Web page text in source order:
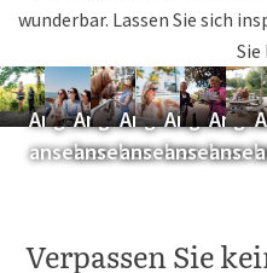
wunderbar. Lassen Sie sich
Sie
Mai
Angebot
ansehen
Juni
Angebot
ansehen
Juli
Angebot
ansehen
August
Angebot
ansehen
Verpassen Sie